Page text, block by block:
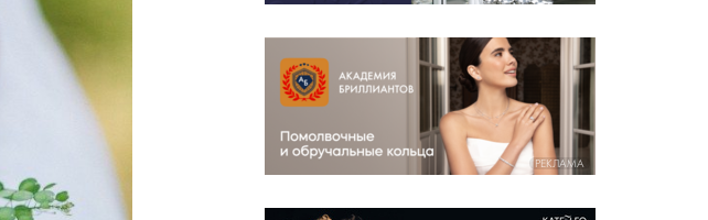
РЕКЛАМА